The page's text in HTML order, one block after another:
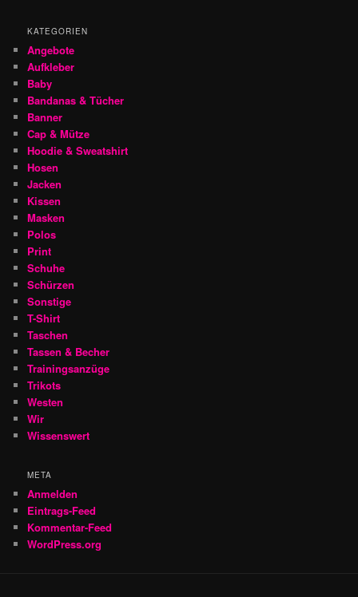
KATEGORIEN
Angebote
Aufkleber
Baby
Bandanas & Tücher
Banner
Cap & Mütze
Hoodie & Sweatshirt
Hosen
Jacken
Kissen
Masken
Polos
Print
Schuhe
Schürzen
Sonstige
T-Shirt
Taschen
Tassen & Becher
Trainingsanzüge
Trikots
Westen
Wir
Wissenswert
META
Anmelden
Eintrags-Feed
Kommentar-Feed
WordPress.org